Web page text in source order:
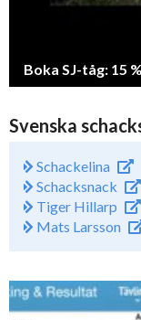
Boka SJ-tåg: 15
Svenska
Schackelina
Schacksnack
Tiger Hillarp
Mats Larsson